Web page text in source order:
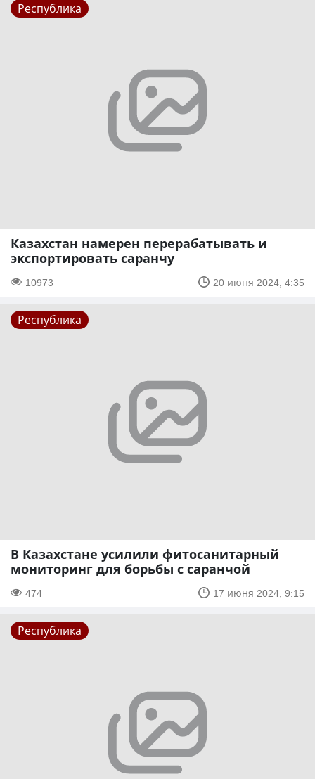
Республика
Казахстан намерен перерабатывать и
экспортировать саранчу
10973 20 июня 2024, 4:35
Республика
В Казахстане усилили фитосанитарный
мониторинг для борьбы с саранчой
474 17 июня 2024, 9:15
Республика